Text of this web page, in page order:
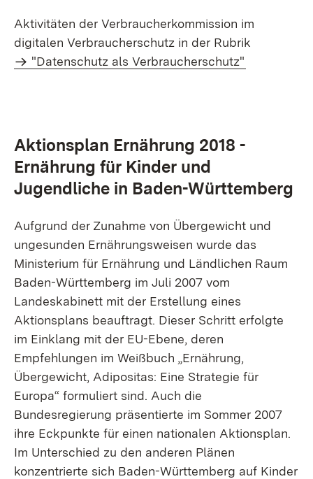
Aktivitäten der Verbraucherkommission im
digitalen Verbraucherschutz in der Rubrik
"Datenschutz als Verbraucherschutz"
Aktionsplan Ernährung 2018 -
Ernährung für Kinder und
Jugendliche in Baden-Württemberg
Aufgrund der Zunahme von Übergewicht und
ungesunden Ernährungsweisen wurde das
Ministerium für Ernährung und Ländlichen Raum
Baden-Württemberg im Juli 2007 vom
Landeskabinett mit der Erstellung eines
Aktionsplans beauftragt. Dieser Schritt erfolgte
im Einklang mit der EU-Ebene, deren
Empfehlungen im Weißbuch „Ernährung,
Übergewicht, Adipositas: Eine Strategie für
Europa“ formuliert sind. Auch die
Bundesregierung präsentierte im Sommer 2007
ihre Eckpunkte für einen nationalen Aktionsplan.
Im Unterschied zu den anderen Plänen
konzentrierte sich Baden-Württemberg auf Kinder